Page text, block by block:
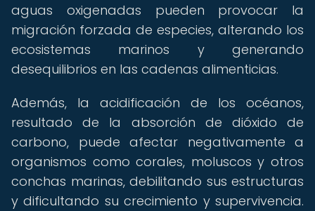
aguas oxigenadas pueden provocar la
migración forzada de especies, alterando los
ecosistemas marinos y generando
desequilibrios en las cadenas alimenticias.
Además, la acidificación de los océanos,
resultado de la absorción de dióxido de
carbono, puede afectar negativamente a
organismos como corales, moluscos y otros
conchas marinas, debilitando sus estructuras
y dificultando su crecimiento y supervivencia.